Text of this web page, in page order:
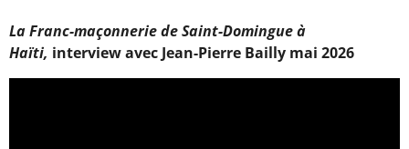
La Franc-maçonnerie de Saint-Domingue à
Haïti, interview avec Jean-Pierre Bailly mai 2026